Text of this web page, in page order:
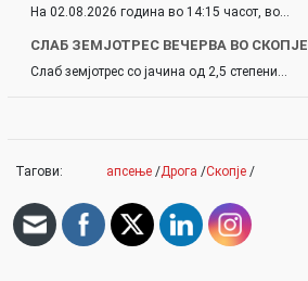
На 02.08.2026 година во 14:15 часот, во…
СЛАБ ЗЕМЈОТРЕС ВЕЧЕРВА ВО СКОПЈЕ
Слаб земјотрес со јачина од 2,5 степени…
Тагови: апсење /Дрога /Скопје /